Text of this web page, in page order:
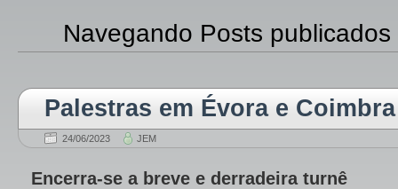
Navegando Posts
Palestras em Évora e Coimbra
24/06/2023 JEM
Encerra-se a breve e derradeira turnê